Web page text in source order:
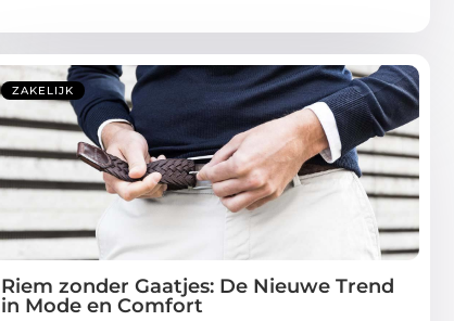
ZAKELIJK
Riem zonder Gaatjes: De Nieuwe Trend
in Mode en Comfort